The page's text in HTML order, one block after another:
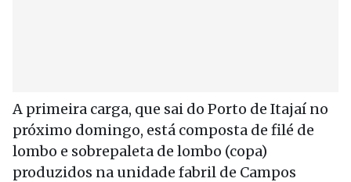
A primeira carga, que sai do Porto de Itajaí no
próximo domingo, está composta de filé de
lombo e sobrepaleta de lombo (copa)
produzidos na unidade fabril de Campos